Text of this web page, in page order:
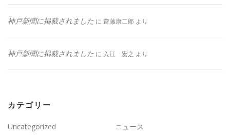
神戸新聞に掲載されました に 齋藤康二郎 より
神戸新聞に掲載されました に 入江 宏之 より
カテゴリー
Uncategorized
ニュース